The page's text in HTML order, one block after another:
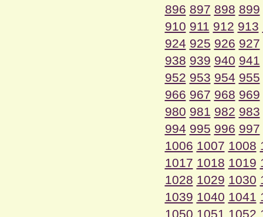
896 897 898 899
910 911 912 913
924 925 926 927
938 939 940 941
952 953 954 955
966 967 968 969
980 981 982 983
994 995 996 997
1006 1007 1008
1017 1018 1019
1028 1029 1030
1039 1040 1041
1050 1051 1052